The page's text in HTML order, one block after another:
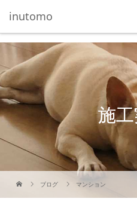
inutomo
施
ブログ マンション